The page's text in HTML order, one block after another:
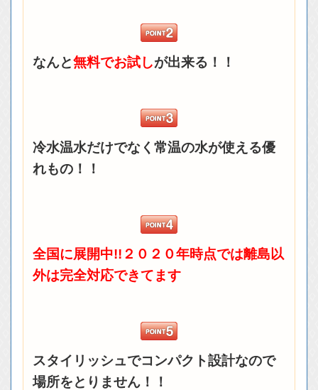
なんと無料でお試しが出来る！！
冷水温水だけでなく常温の水が使える優
れもの！！
全国に展開中!!２０２０年時点では離島以
外は完全対応できてます
スタイリッシュでコンパクト設計なので
場所をとりません！！